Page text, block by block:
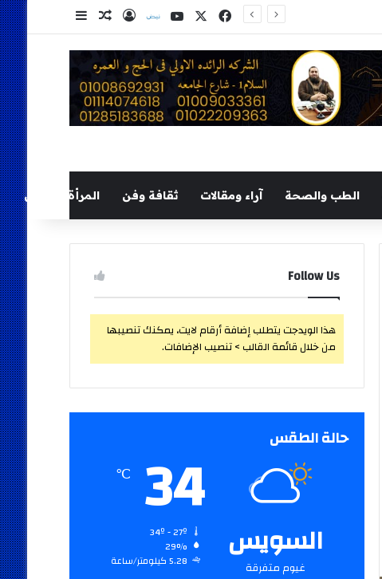
فيسبوك
‫X
‫YouTube
نلضتسجيل الدخول
مقال عشوائي
إضافة عمود
الطب والصحة آراء ومقالات ثقافة وفن المرأة والطفل
Follow Us
هذا الويدجت يتطلب إضافة أرقام لايت، يمكنك تنصيبها
من خلال قائمة القالب > تنصيب الإضافات.
حالة الطقس
السويس
غيوم متفرقة
34
℃
29%
5.28 كيلومتر/ساعة